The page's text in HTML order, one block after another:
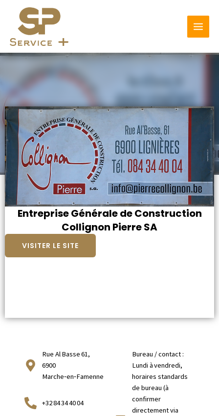
contenu
Entreprise Générale de Construction
Collignon Pierre SA
VISITER LE SITE
Rue Al Basse 61,
6900
Marche‑en‑Famenne
+32 84 34 40 04
Bureau / contact :
Lundi à vendredi,
horaires standards
de bureau (à
confirmer
directement via